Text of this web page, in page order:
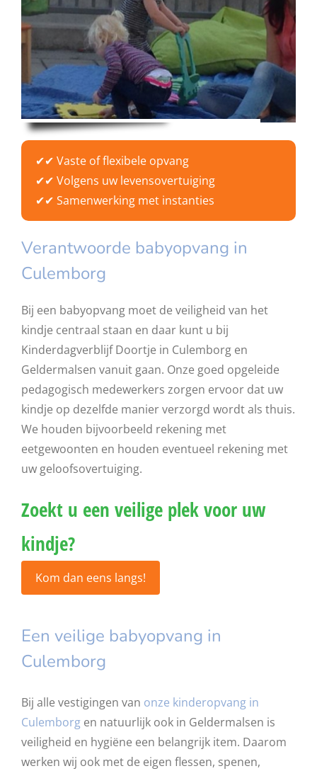
✔ Vaste of flexibele opvang
✔ Volgens uw levensovertuiging
✔ Samenwerking met instanties
Verantwoorde babyopvang in
Culemborg
Bij een babyopvang moet de veiligheid van het
kindje centraal staan en daar kunt u bij
Kinderdagverblijf Doortje in Culemborg en
Geldermalsen vanuit gaan. Onze goed opgeleide
pedagogisch medewerkers zorgen ervoor dat uw
kindje op dezelfde manier verzorgd wordt als thuis.
We houden bijvoorbeeld rekening met
eetgewoonten en houden eventueel rekening met
uw geloofsovertuiging.
Zoekt u een veilige plek voor uw
kindje?
Kom dan eens langs!
Een veilige babyopvang in
Culemborg
Bij alle vestigingen van onze kinderopvang in
Culemborg en natuurlijk ook in Geldermalsen is
veiligheid en hygiëne een belangrijk item. Daarom
werken wij ook met de eigen flessen, spenen,